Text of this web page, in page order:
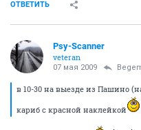
ОТВЕТИТЬ
Psy-Scanner
veteran
07 мая 2009
в 10-30 на выезде из Пашино
кариб с красной наклейкой